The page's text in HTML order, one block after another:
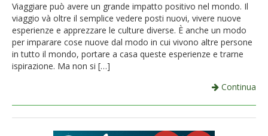
Viaggiare può avere un grande impatto positivo nel mondo. Il
viaggio và oltre il semplice vedere posti nuovi, vivere nuove
esperienze e apprezzare le culture diverse. È anche un modo
per imparare cose nuove dal modo in cui vivono altre persone
in tutto il mondo, portare a casa queste esperienze e trarne
ispirazione. Ma non si […]
Continua